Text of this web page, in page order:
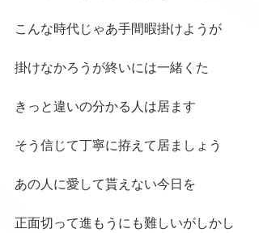
こんな時代じゃあ手間暇掛けようが
掛けなかろうが終いには一緒くた
きっと違いの分かる人は居ます
そう信じて丁寧に拵えて居ましょう
あの人に愛して貰えない今日を
正面切って進もうにも難しいがしかし